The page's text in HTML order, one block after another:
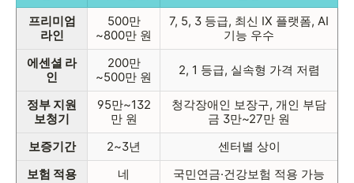
프리미엄
라인
500만
~800만 원
7, 5, 3 등급, 최신 IX 플랫폼, AI
기능 우수
에센셜 라
인
200만
~500만 원
2, 1 등급, 실속형 가격 저렴
정부 지원
보청기
95만~132
만 원
청각장애인 보장구, 개인 부담
금 3만~27만 원
보증기간
2~3년
센터별 상이
보험 적용
네 국민연금·건강보험 적용 가능